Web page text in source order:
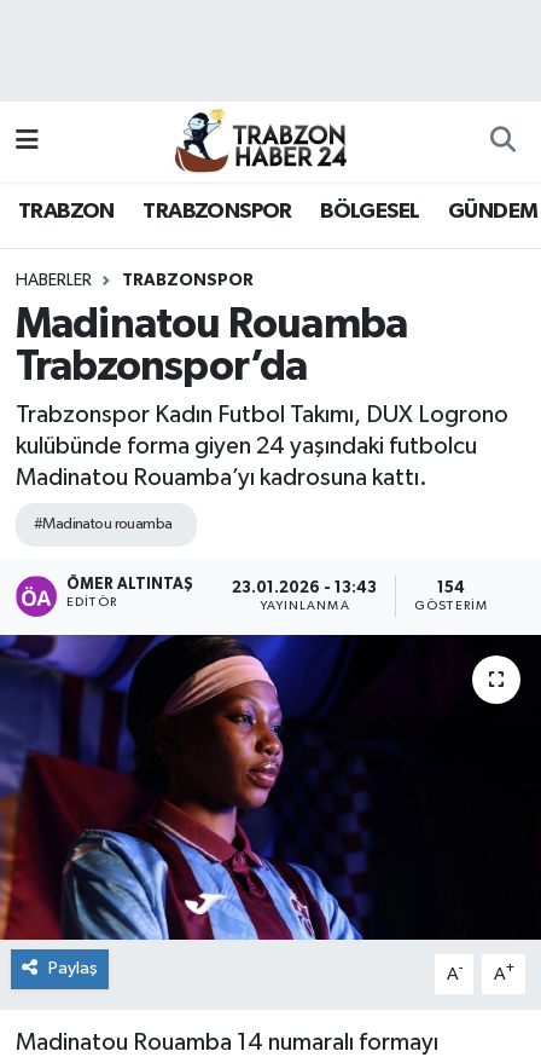
TRABZON TRABZONSPOR BÖLGESEL GÜNDEM
HABERLER TRABZONSPOR
Madinatou Rouamba
Trabzonspor’da
Trabzonspor Kadın Futbol Takımı, DUX Logrono
kulübünde forma giyen 24 yaşındaki futbolcu
Madinatou Rouamba’yı kadrosuna kattı.
#Madinatou rouamba
ÖMER ALTINTAŞ
EDITÖR
23.01.2026 - 13:43
YAYINLANMA
154
GÖSTERIM
Paylaş A- A+
Madinatou Rouamba 14 numaralı formayı
Hava Durumu
Namaz Vakitleri
Trafik Durumu
Süper Lig Puan Durumu ve Fikstür
Son Dakika Haberleri
Haber Arşivi